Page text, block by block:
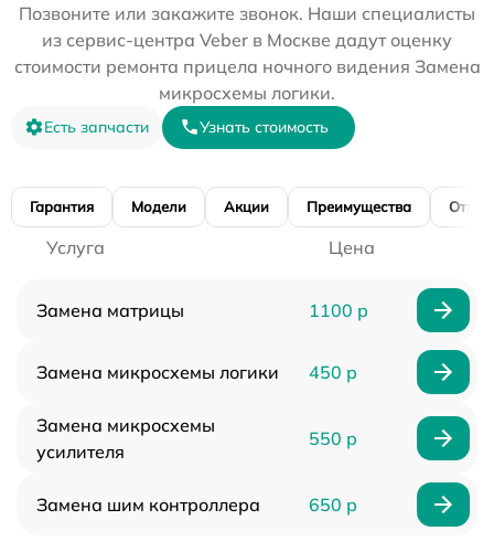
Позвоните или закажите звонок. Наши специалисты
из сервис-центра Veber в Москве дадут оценку
стоимости ремонта прицела ночного видения Замена
микросхемы логики.
Есть запчасти Узнать стоимость
Гарантия Модели Акции Преимущества
Услуга Цена
Замена матрицы 1100 р
Замена микросхемы логики 450 р
Замена микросхемы
усилителя
550 р
Замена шим контроллера 650 р